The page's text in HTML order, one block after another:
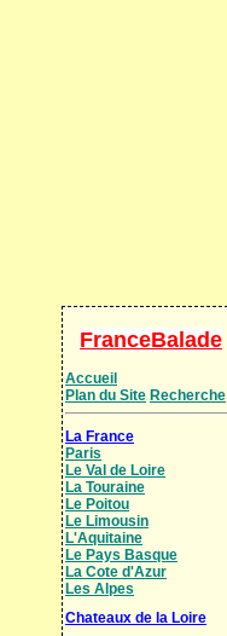
FranceBalade
Accueil
Plan du Site Recherche
La France
Paris
Le Val de Loire
La Touraine
Le Poitou
Le Limousin
L'Aquitaine
Le Pays Basque
La Cote d'Azur
Les Alpes
Chateaux de la Loire